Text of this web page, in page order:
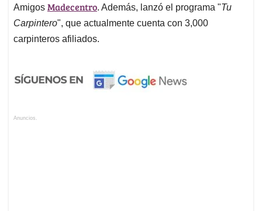
Amigos Madecentro. Además, lanzó el programa "Tu
Carpintero", que actualmente cuenta con 3,000
carpinteros afiliados.
Anuncios.